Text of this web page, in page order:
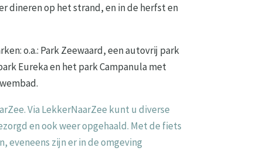
dineren op het strand, en in de herfst en
o.a.: Park Zeewaard, een autovrij park
Eureka en het park Campanula met
Via LekkerNaarZee kunt u diverse
en ook weer opgehaald. Met de fiets
zijn er in de omgeving